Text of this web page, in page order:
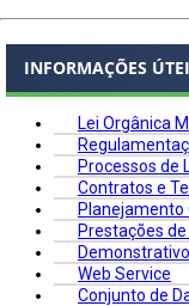
INFORMAÇÕES
Lei Orgânica
Processos de
Contratos e
Planejamento
Prestações
Web Service
Conjunto de